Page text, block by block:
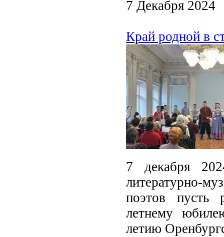
7 Декабря 2024
Край родной в
7 декабря
литературно-
поэтов пусть
летнему
летию